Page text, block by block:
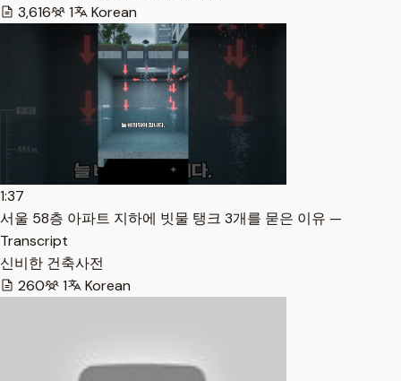
3,616
1 Korean
1:37
서울 58층 아파트 지하에 빗물 탱크 3개를 묻은 이유 —
Transcript
신비한 건축사전
260
1 Korean